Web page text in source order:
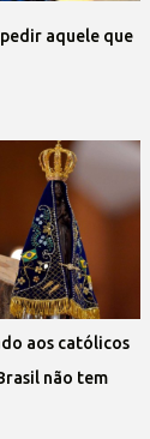
aquele que
aos católicos
não tem